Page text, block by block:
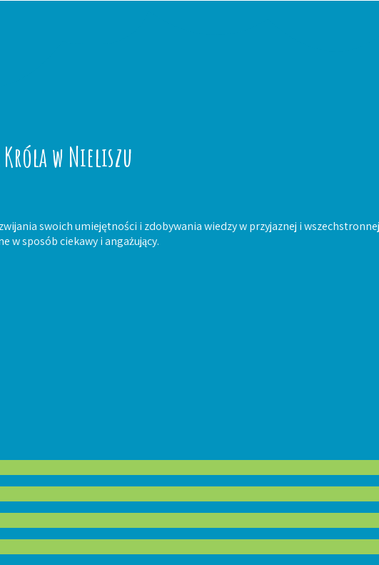
Króla w Nieliszu
swoich umiejętności i zdobywania wiedzy w przyjaznej i
w sposób ciekawy i angażujący.